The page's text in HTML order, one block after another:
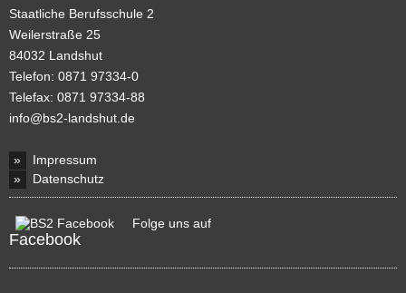
Staatliche Berufsschule 2
Weilerstraße 25
84032 Landshut
Telefon: 0871 97334-0
Telefax: 0871 97334-88
info@bs2-landshut.de
Impressum
Datenschutz
Folge uns auf
Facebook